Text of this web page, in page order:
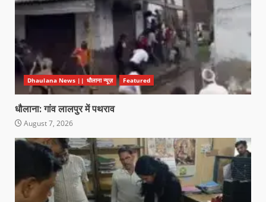
Dhaulana News || धौलाना न्यूज़ Featured
धौलाना: गांव लालपुर में पथराव
August 7, 2026